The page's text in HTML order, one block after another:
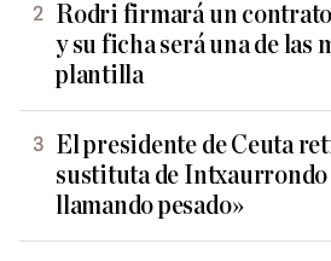
Rodri firmará un
y su ficha será una de las
plantilla
El presidente de Ceuta
sustituta de Intxaurrondo
llamando pesado»